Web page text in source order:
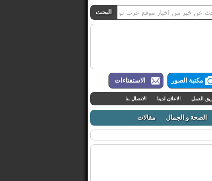
مكتبة الصور الاستفتاءات
العمل الاعلان لدينا الاتصال بنا
الصحة و الجمال مقالات